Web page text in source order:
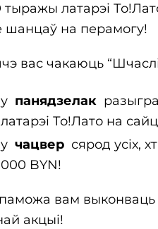
тыражы латарэі
шанцаў на перамогу!
вас чакаюць
у панядзелак
латарэі То!Лато на
у чацвер сярод усіх,
000 BYN!
вам выконваць
акцыі!